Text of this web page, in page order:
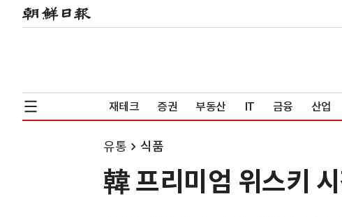
재테크 증권 부동산 IT 금융 산업
유통 식품
韓 프리미엄 위스키